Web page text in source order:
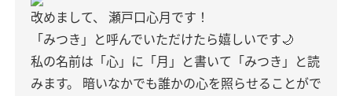
改めまして、
瀬戸口心月です！
「みつき」と呼んでいただけたら嬉しいです🌙
私の名前は「心」に「月」と書いて「みつき」と読
みます。
暗いなかでも誰かの心を照らせることがで